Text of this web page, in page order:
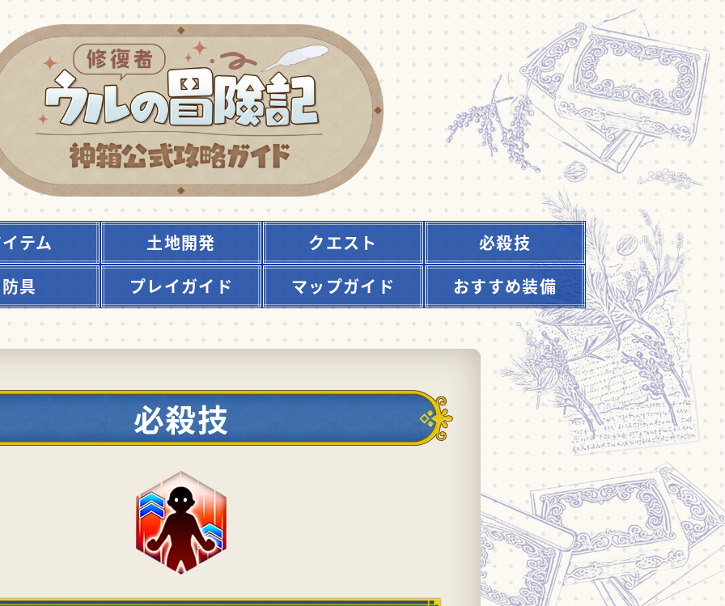
テム 土地開発 クエスト
必殺技
防具
プレイガイド マップガイド おすすめ装備
必殺技